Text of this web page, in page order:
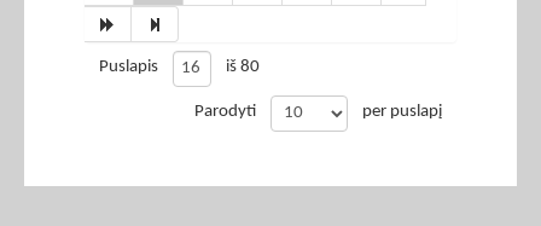
Puslapis iš 80
Parodyti per puslapį